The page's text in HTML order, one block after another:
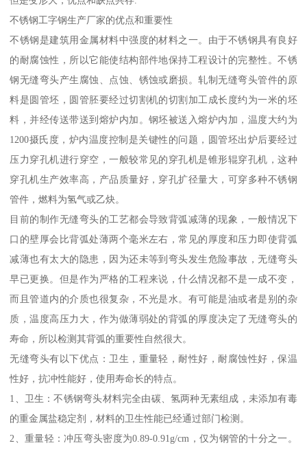
不锈钢工字钢生产厂家的优点和重要性
不锈钢是建筑用金属材料中强度的材料之一。由于不锈钢具有良好
的耐腐蚀性，所以它能使结构部件地保持工程设计的完整性。不锈
钢无缝弯头产生腐蚀、点蚀、锈蚀或磨损。轧制无缝弯头管件的原
料是圆管坯，圆管胚要经过切割机的切割加工成长度约为一米的坯
料，并经传送带送到熔炉内加。钢坯被送入熔炉内加，温度大约为
1200摄氏度，炉内温度控制是关键性的问题，圆管坯出炉后要经过
压力穿孔机进行穿空，一般较常见的穿孔机是锥形辊穿孔机，这种
穿孔机生产效率高，产品质量好，穿孔扩径量大，可穿多种不锈钢
管件，燃料为氢气或乙炔。
目前的制作无缝弯头的工艺都会导致背弧减薄的现象，一般情况下
口的壁厚会比背弧处薄两个毫米左右，常见的厚度和压力即使背弧
减薄也有太大的隐患，因为还未等到弯头发生危险事故，无缝弯头
早已更换。但是作为严格的工程来说，什么情况都不是一成不变，
而且管道内的介质也很复杂，不光是水。有可能是油或者是别的杂
质，温度高压力大，作为做薄弱处的背弧的厚度决定了无缝弯头的
寿命，所以检测其背弧的重要性自然很大。
无缝弯头有以下优点：卫生，重量轻，耐性好，耐腐蚀性好，保温
性好，抗冲性能好，使用寿命长的特点。
1、卫生：不锈钢弯头材料完全由碳、氢两种无素组成，未添加有毒
的重金属盐稳定剂，材料的卫生性能已经通过部门检测。
2、重量轻：冲压弯头密度为0.89-0.91g/cm，仅为钢管的十分之一。